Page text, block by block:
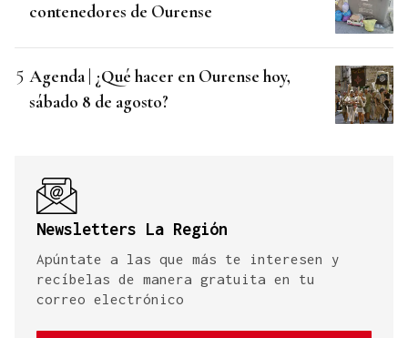
contenedores de Ourense
Agenda | ¿Qué hacer en Ourense hoy,
sábado 8 de agosto?
Newsletters La Región
Apúntate a las que más te interesen y
recíbelas de manera gratuita en tu
correo electrónico